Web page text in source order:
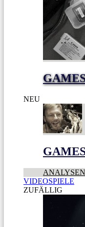
NEU
ANALYSEN
VIDEOSPIELE
ZUFÄLLIG